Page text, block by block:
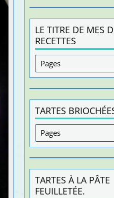
LE TITRE DE MES
RECETTES
TARTES
TARTES À LA PÂTE
FEUILLETÉE.